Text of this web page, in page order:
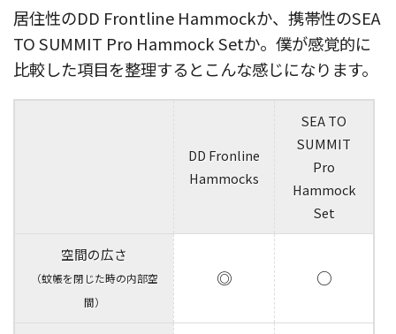
居住性のDD Frontline Hammockか、携帯性のSEA
TO SUMMIT Pro Hammock Setか。僕が感覚的に
比較した項目を整理するとこんな感じになります。
DD Fronline
Hammocks
SEA TO
SUMMIT
Pro
Hammock
Set
空間の広さ
（蚊帳を閉じた時の内部空
間）
◎ ○